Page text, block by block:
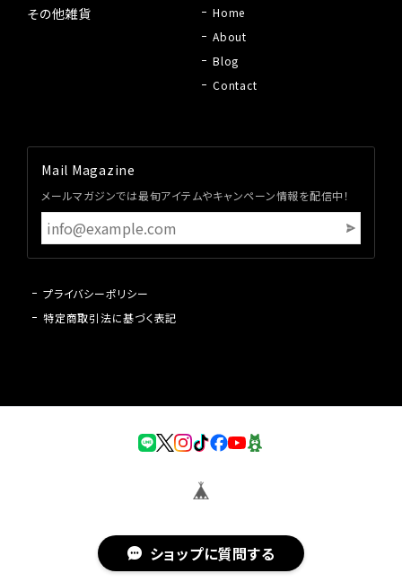
その他雑貨
Home
About
Blog
Contact
Mail Magazine
メールマガジンでは最旬アイテムやキャンペーン情報を配信中！
プライバシーポリシー
特定商取引法に基づく表記
ショップに質問する